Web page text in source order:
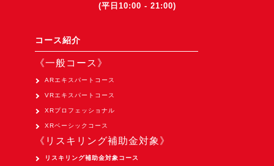
バーチャルイベントプラットフォーム『MetaLiveStage』2025年
3D空間キャプチャーアプリ『Qoocan』
製造現場を革新する！『XR Worksupport Hub』開発中
>XR Museum『Artlogue』開発中
Unity研修
(平日10:00 - 21:00)
コース紹介
《一般コース》
ARエキスパートコース
VRエキスパートコース
XRプロフェッショナル
XRベーシックコース
《リスキリング補助金対象》
リスキリング補助金対象コース